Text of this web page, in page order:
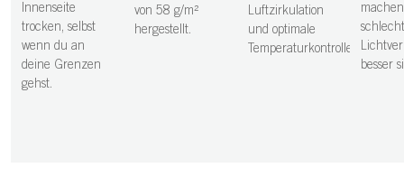
Innenseite
trocken, selbst
wenn du an
deine Grenzen
gehst.
von 58 g/m²
hergestellt.
Luftzirkulation
und optimale
Temperaturkontrolle.
besser